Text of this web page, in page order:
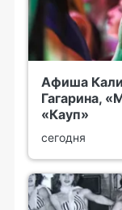
Афиша
Гагарина,
«Кауп»
сегодня